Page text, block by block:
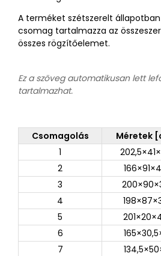
A terméket szétszerelt állapotban
csomag tartalmazza az
összes rögzítőelemet.
Ez a szöveg automatikusan lett
tartalmazhat.
Csomagolás Méretek
1
2
3
4
5
6
7